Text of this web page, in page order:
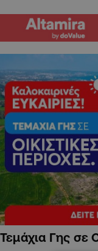
Τεμάχια Γης σε